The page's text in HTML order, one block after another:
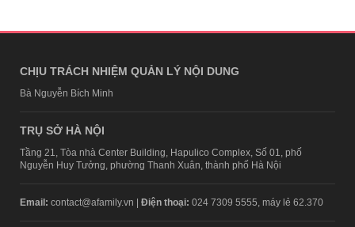
CHỊU TRÁCH NHIỆM QUẢN LÝ NỘI DUNG
Bà Nguyễn Bích Minh
TRỤ SỞ HÀ NỘI
Tầng 21, Tòa nhà Center Building, Hapulico Complex, Số 01, phố
Nguyễn Huy Tưởng, phường Thanh Xuân, thành phố Hà Nội
Email: contact@afamily.vn | Điện thoại: 024 7309 5555, máy lẻ 62.370